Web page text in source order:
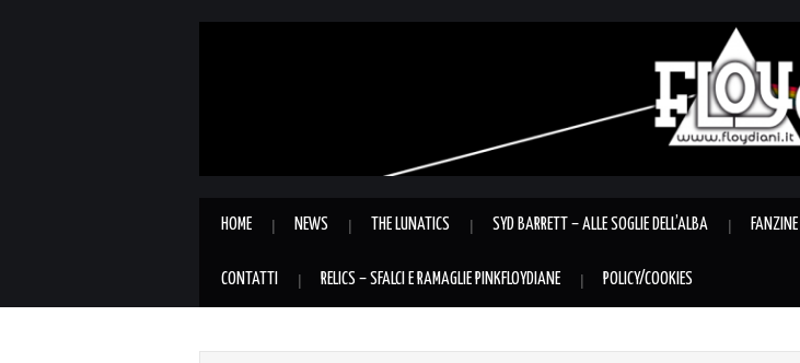
HOME NEWS THE LUNATICS SYD BARRETT – ALLE SOGLIE DELL’ALBA FANZINE
CONTATTI RELICS – SFALCI E RAMAGLIE PINKFLOYDIANE POLICY/COOKIES